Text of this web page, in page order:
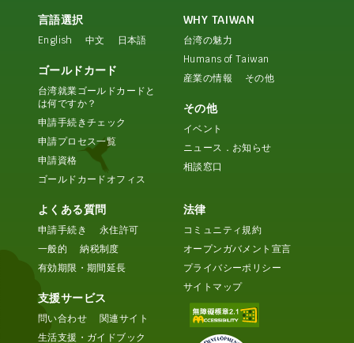
言語選択
English 中文 日本語
ゴールドカード
台湾就業ゴールドカードと
は何ですか？
申請手続きチェック
申請プロセス一覧
申請資格
ゴールドカードオフィス
WHY TAIWAN
台湾の魅力
Humans of Taiwan
産業の情報
その他
その他
イベント
ニュース．お知らせ
相談窓口
よくある質問
申請手続き
永住許可
一般的
納税制度
有効期限・期間延長
支援サービス
問い合わせ
関連サイト
生活支援・ガイドブック
法律
コミュニティ規約
オープンガバメント宣言
プライバシーポリシー
サイトマップ